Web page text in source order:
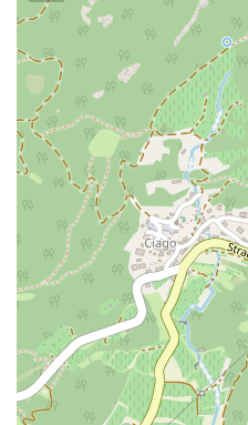
Pietra incavata del
di legno